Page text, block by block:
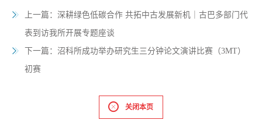
上一篇：深耕绿色低碳合作 共拓中古发展新机｜古巴多部门代
表到访我所开展专题座谈
下一篇：沼科所成功举办研究生三分钟论文演讲比赛（3MT）
初赛
关闭本页